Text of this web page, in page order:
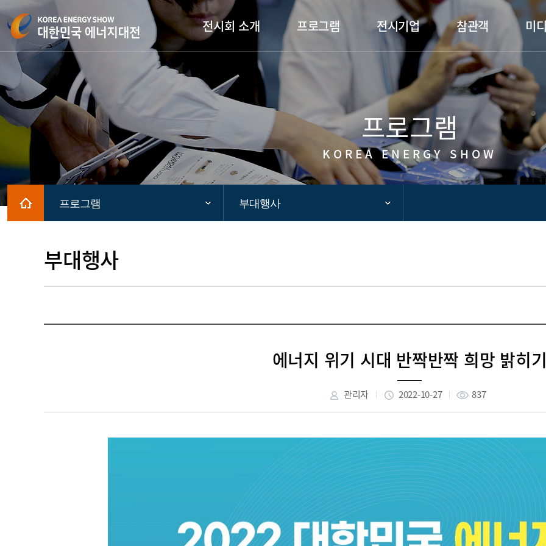
본문으로 가기
주메뉴로 가기
카피라이트로 가기
전시회 소개 프로그램 전시기업 참관객 미
프로그램
KOREA ENERGY SHOW
프로그램 부대행사
부대행사
에너지 위기 시대 반짝반짝 희망 밝히
관리자 2022-10-27 837